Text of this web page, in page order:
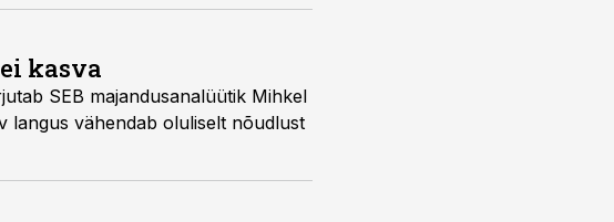
kasva
SEB majandusanalüütik Mihkel
langus vähendab oluliselt nõudlust